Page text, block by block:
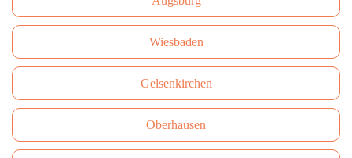
Wiesbaden
Gelsenkirchen
Oberhausen